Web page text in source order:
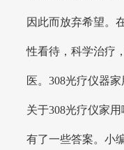
因此而放弃希望。
性看待，科学治疗
医。308光疗仪器
关于308光疗仪家
有了一些答案。小